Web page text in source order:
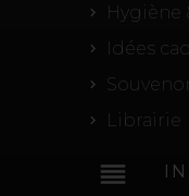
Hygiène
Idées
Librairie
reorder